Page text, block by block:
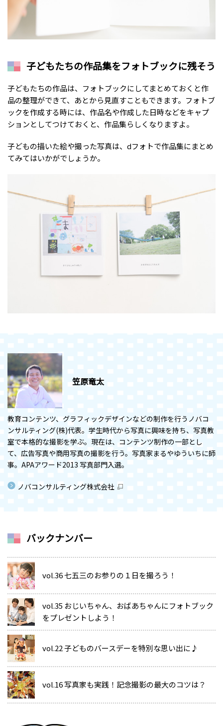
子どもたちの作品集をフォトブックに残そう
子どもたちの作品は、フォトブックにしてまとめておくと作
品の整理ができて、あとから見直すこともできます。フォトブ
ックを作成する時には、作品名や作成した日時などをキャプ
ションとしてつけておくと、作品集らしくなりますよ。
子どもの描いた絵や撮った写真は、dフォトで作品集にまとめ
てみてはいかがでしょうか。
笠原竜太
教育コンテンツ、グラフィックデザインなどの制作を行うノバコ
ンサルティング(株)代表。学生時代から写真に興味を持ち、写真教
室で本格的な撮影を学ぶ。現在は、コンテンツ制作の一部とし
て、広告写真や商用写真の撮影を行う。写真家まるやゆういちに師
事。APAアワード2013 写真部門入選。
ノバコンサルティング株式会社
バックナンバー
vol.36 七五三のお参りの１日を撮ろう！
vol.35 おじいちゃん、おばあちゃんにフォトブック
をプレゼントしよう！
vol.22 子どものバースデーを特別な思い出に♪
vol.16 写真家も実践！記念撮影の最大のコツは？